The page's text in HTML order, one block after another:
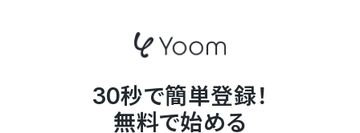
30秒で簡単登録！
無料で始める